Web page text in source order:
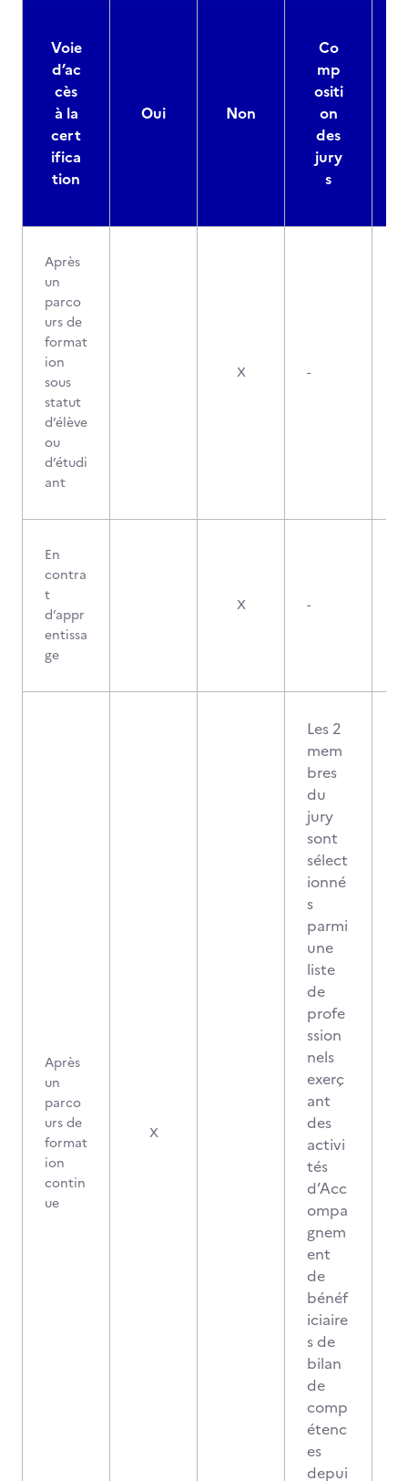
Voie
d’ac
cès
à la
cert
ifica
tion
Oui Non
Co
mp
ositi
on
des
jury
s
Après
un
parco
urs de
format
ion
sous
statut
d’élève
ou
d’étudi
ant
X -
En
contra
t
d’appr
entissa
ge
X -
Après
un
parco
urs de
format
ion
contin
ue
X
Les 2
mem
bres
du
jury
sont
sélect
ionné
s
parmi
une
liste
de
profe
ssion
nels
exerç
ant
des
activi
tés
d’Acc
ompa
gnem
ent
de
bénéf
iciaire
s de
bilan
de
comp
étenc
es
depui